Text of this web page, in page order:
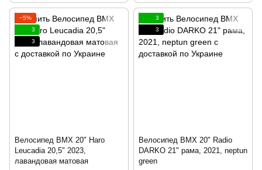
−5%
3
3
Велосипед BMX 20" Haro
Leucadia 20,5" 2023,
лавандовая матовая
3
3
Велосипед BMX 20" Radio
DARKO 21" рама, 2021, neptun
green